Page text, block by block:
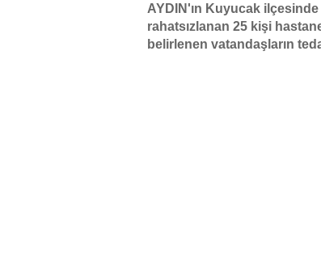
AYDIN'ın Kuyucak
rahatsızlanan 25 kişi
belirlenen vatandaşların